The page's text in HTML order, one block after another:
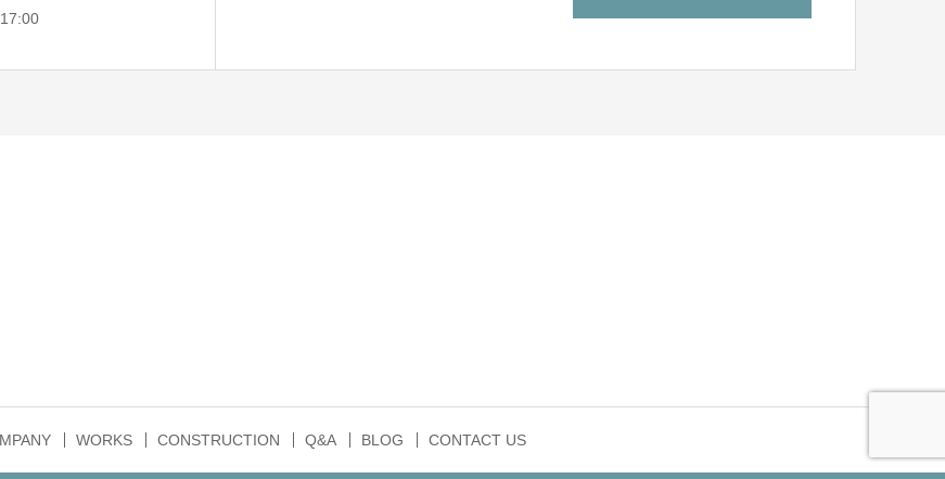
WORKS CONSTRUCTION Q&A BLOG CONTACT US